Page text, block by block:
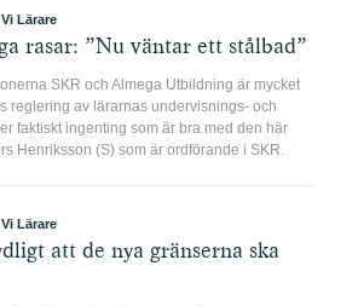
Vi Lärare
rasar: ”Nu väntar ett stålbad”
SKR och Almega Utbildning är mycket
reglering av lärarnas undervisnings- och
faktiskt ingenting som är bra med den här
Henriksson (S) som är ordförande i SKR.
Vi Lärare
att de nya gränserna ska